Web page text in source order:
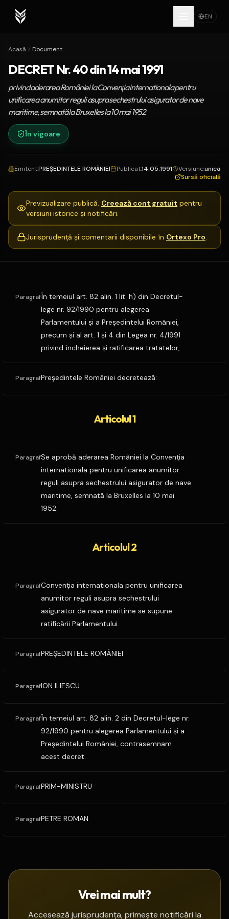
EN
Acasă Document
DECRET Nr. 40 din 14 mai 1991
privind aderarea României la Convenţia internationala pentru
unificarea anumitor reguli asupra sechestrului asigurator de nave
maritime, semnată la Bruxelles la 10 mai 1952
În vigoare
Emitent:PREŞEDINTELE ROMÂNIEI Publicat:14.05.1991 Versiune:unica
Sursă oficială
Previzualizare publică. Creează cont gratuit pentru
versiuni istorice și notificări.
Jurisprudență și comentarii disponibile în Ortexo Pro.
ParagrafÎn temeiul art. 82 alin. 1 lit. h) din Decretul-
lege nr. 92/1990 pentru alegerea
Parlamentului şi a Preşedintelui României,
precum şi al art. 1 şi 4 din Legea nr. 4/1991
privind încheierea şi ratificarea tratatelor,
ParagrafPreşedintele României decretează:
Articolul 1
ParagrafSe aprobă aderarea României la Convenţia
internationala pentru unificarea anumitor
reguli asupra sechestrului asigurator de nave
maritime, semnată la Bruxelles la 10 mai
1952.
Articolul 2
ParagrafConvenţia internationala pentru unificarea
anumitor reguli asupra sechestrului
asigurator de nave maritime se supune
ratificării Parlamentului.
ParagrafPREŞEDINTELE ROMÂNIEI
ParagrafION ILIESCU
ParagrafÎn temeiul art. 82 alin. 2 din Decretul-lege nr.
92/1990 pentru alegerea Parlamentului şi a
Preşedintelui României, contrasemnam
acest decret.
ParagrafPRIM-MINISTRU
ParagrafPETRE ROMAN
Vrei mai mult?
Accesează jurisprudența, primește notificări la